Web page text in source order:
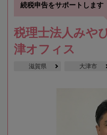
続税申告をサポートします
税理士法人みや
津オフィス
滋賀県 大津市